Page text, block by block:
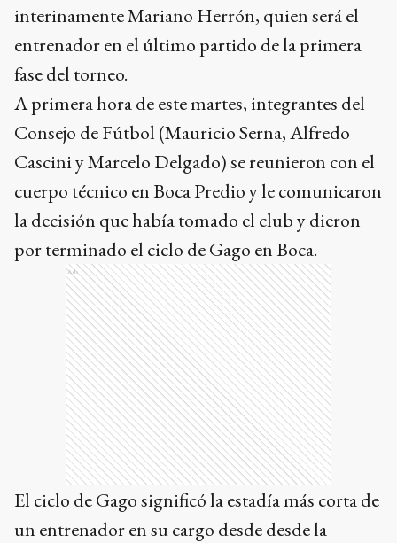
interinamente Mariano Herrón, quien será el
entrenador en el último partido de la primera
fase del torneo.
A primera hora de este martes, integrantes del
Consejo de Fútbol (Mauricio Serna, Alfredo
Cascini y Marcelo Delgado) se reunieron con el
cuerpo técnico en Boca Predio y le comunicaron
la decisión que había tomado el club y dieron
por terminado el ciclo de Gago en Boca.
Ads
El ciclo de Gago significó la estadía más corta de
un entrenador en su cargo desde desde la